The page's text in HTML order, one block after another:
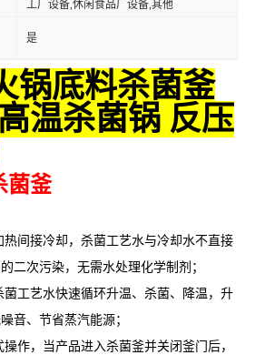
工厂设备,休闲食品厂设备,其他
是
锅底料杀菌釜
温杀菌锅 反压
菌釜
接冷却，杀菌工艺水与冷却水不直接
二次污染，无需水处理化学制剂；
艺水快速循环升温、杀菌、降温，升
音、节省蒸汽能源；
，当产品进入杀菌釜并关闭釜门后，